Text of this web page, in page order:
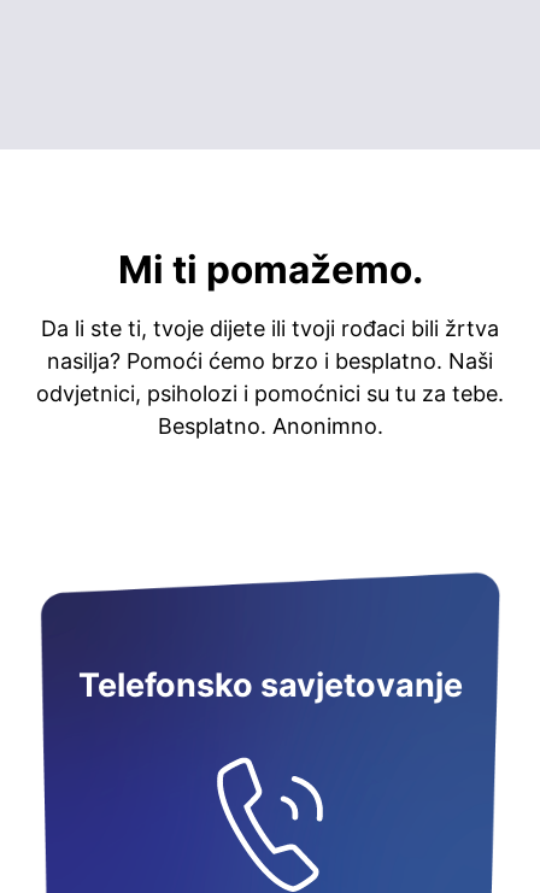
Mi ti pomažemo.
Da li ste ti, tvoje dijete ili tvoji rođaci bili žrtva
nasilja? Pomoći ćemo brzo i besplatno. Naši
odvjetnici, psiholozi i pomoćnici su tu za tebe.
Besplatno. Anonimno.
Telefonsko savjetovanje